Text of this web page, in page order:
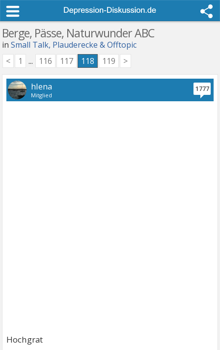
Berge, Pässe, Naturwunder ABC
inSmall Talk, Plauderecke & Offtopic
<
1 ... 116 117 118 119 >
hlena
Mitglied
1777
Hochgrat